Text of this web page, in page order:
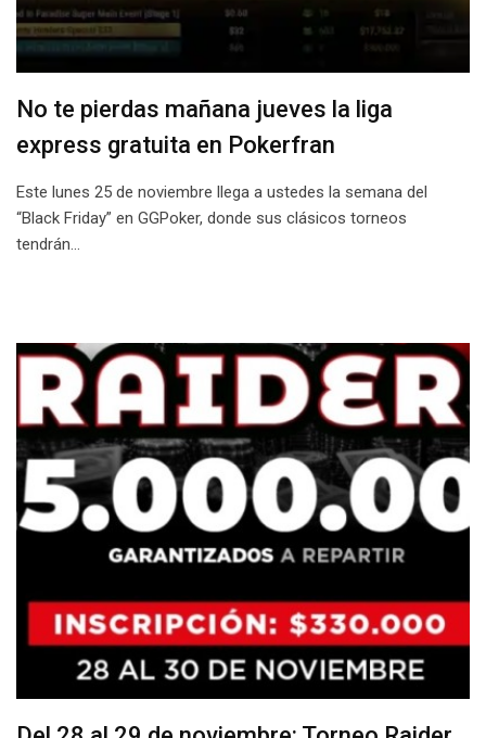
No te pierdas mañana jueves la liga
express gratuita en Pokerfran
Este lunes 25 de noviembre llega a ustedes la semana del
“Black Friday” en GGPoker, donde sus clásicos torneos
tendrán…